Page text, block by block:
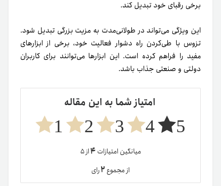
برخی رقبای خود تبدیل کند.
این ویژگی می‌تواند در طولانی‌مدت به مزیت بزرگی تبدیل شود.
تزوس با طی‌کردن راه دشوار فعالیت خود، برخی از ابزارهای
مفید را فراهم کرده است. این ابزارها می‌توانند برای کاربران
دولتی و صنعتی جذاب باشد.
امتیاز شما به این مقاله
5
4
3
2
1
میانگین امتیازات ۴از ۵
از مجموع۲رای